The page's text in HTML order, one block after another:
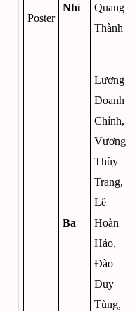
Poster
Nhì
Quang
Thành
Ba
Lương
Doanh
Chính,
Vương
Thùy
Trang,
Lê
Hoàn
Hảo,
Đào
Duy
Tùng,